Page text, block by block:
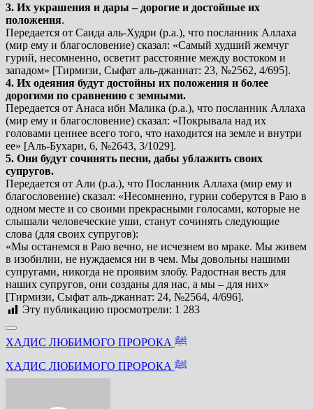
3. Их украшения и дары – дорогие и достойные их
положения.
Передается от Саида аль-Худри (р.а.), что посланник Аллаха
(мир ему и благословение) сказал: «Самый худший жемчуг
гурий, несомненно, осветит расстояние между востоком и
западом» [Тирмизи, Сыфат аль-джаннат: 23, №2562, 4/695].
4. Их одеяния будут достойны их положения и более
дорогими по сравнению с земными.
Передается от Анаса ибн Малика (р.а.), что посланник Аллаха
(мир ему и благословение) сказал: «Покрывала над их
головами ценнее всего того, что находится на земле и внутри
ее» [Аль-Бухари, 6, №2643, 3/1029].
5. Они будут сочинять песни, дабы ублажить своих
супругов.
Передается от Али (р.а.), что Посланник Аллаха (мир ему и
благословение) сказал: «Несомненно, гурии соберутся в Раю в
одном месте и со своими прекрасными голосами, которые не
слышали человеческие уши, станут сочинять следующие
слова (для своих супругов):
«Мы останемся в Раю вечно, не исчезнем во мраке. Мы живем
в изобилии, не нуждаемся ни в чем. Мы довольны нашими
супругами, никогда не проявим злобу. Радостная весть для
наших супругов, они созданы для нас, а мы – для них»
[Тирмизи, Сыфат аль-джаннат: 24, №2564, 4/696].
Эту публикацию просмотрели: 1 283
Навигация
по
записям
ХАДИС ЛЮБИМОГО ПРОРОКА ﷺ
ХАДИС ЛЮБИМОГО ПРОРОКА ﷺ